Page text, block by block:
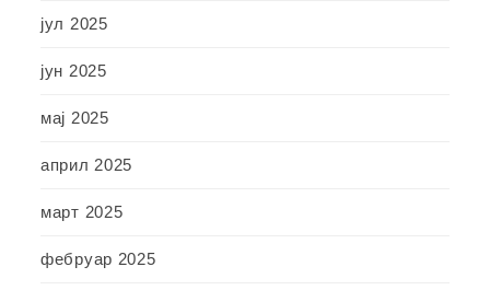
јул 2025
јун 2025
мај 2025
април 2025
март 2025
фебруар 2025